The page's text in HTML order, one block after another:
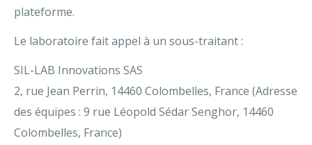
plateforme.
Le laboratoire fait appel à un sous-traitant :
SIL-LAB Innovations SAS
2, rue Jean Perrin, 14460 Colombelles, France (Adresse
des équipes : 9 rue Léopold Sédar Senghor, 14460
Colombelles, France)